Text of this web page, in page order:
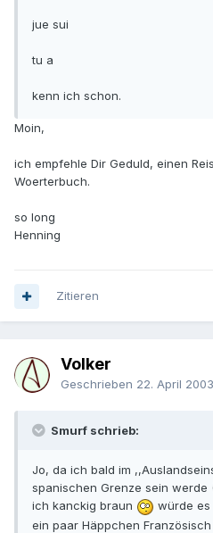
jue sui
tu a
kenn ich schon.
Moin,
ich empfehle Dir Geduld, einen
Woerterbuch.
so long
Henning
Zitieren
Volker
Geschrieben 22. April 2003
Smurf schrieb:
Jo, da ich bald im
spanischen Grenze sein
ich kanckig braun
würde es
ein paar Häppchen